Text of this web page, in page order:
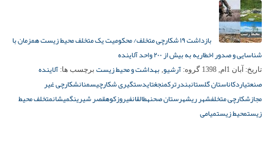
بازداشت ۱۹ شکارچی متخلف/ محکومیت یک متخلف محیط زیست همزمان با
شناسایی و صدور اخطاریه به بیش از ۲۰۰ واحد آلاینده
تاریخ: آبان 1ام, 1398 گروه: آرشیو, بهداشت و محیط زیست برچسب ها: آلاینده
صنعتیاردکاناستان گلستانبندرترکمنجغتایدستگیری شکارچیسمنانشکارچی غیر
مجازشکارچی متخلفشهر ریشهرستان صحنهطالقانفیروزکوهقصر شیرینگمیشانمتخلف محیط
زیستمحیط زیستمیامی